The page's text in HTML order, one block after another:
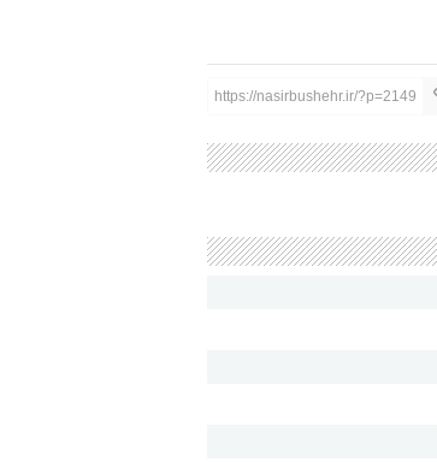
https://nasirbushehr.ir/?p=2149